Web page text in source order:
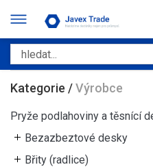
Kategorie /Výrobce
Pryže podlahoviny a těsnící
Bezazbeztové desky
Břity (radlice)